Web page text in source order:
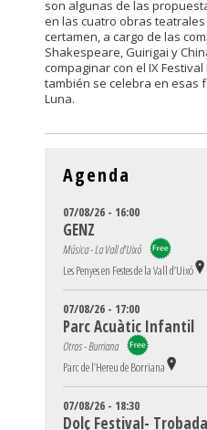
son algunas de las
en las cuatro obras
certamen, a cargo de las
Shakespeare, Guirigai y
compaginar con el IX
también se celebra en esas
Luna.
Agenda
07/08/26 - 16:00
GENZ
Música - La Vall d'Uixó
Les Penyes en Festes de la Vall d’Uixó
07/08/26 - 17:00
Parc Acuàtic Infantil
Otros - Burriana
Parc de l’Hereu de Borriana
07/08/26 - 18:30
Dolç Festival-